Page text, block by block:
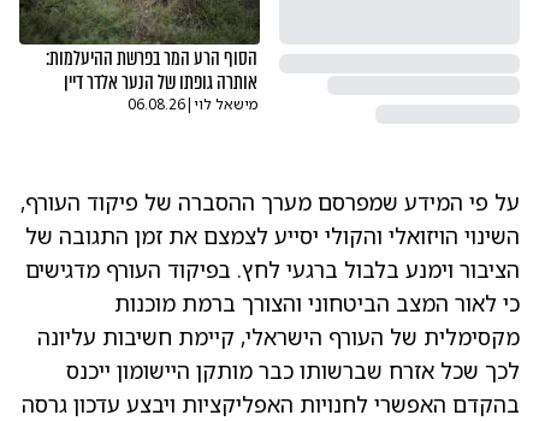
הסוף הרע המר בפרשת ההיעלמות:
אותרה גופתו של הנער אלדר דיין
מישאל לוי|
06.08.26
על פי המידע שמפרסם מערך ההסברה של פיקוד העורף,
השינוי הויזואלי והקולי יסייע לצמצם את זמן התגובה של
הציבור וימנע בלבול ברגעי לחץ. בפיקוד העורף מדגישים
כי לאור המצב הביטחוני והצורך ברמת מוכנות
מקסימלית של העורף הישראלי, קיימת חשיבות עליונה
לכך שכל אזרח שברשותו כבר מותקן היישומון ייכנס
בהקדם האפשרי לחנויות האפליקציות ויבצע עדכון גרסה